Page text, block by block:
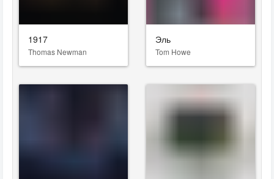
1917
Thomas Newman
Эль
Tom Howe